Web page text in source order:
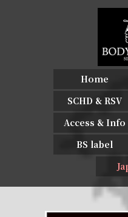
Home
SCHD & RSV
Access & Info
BS label